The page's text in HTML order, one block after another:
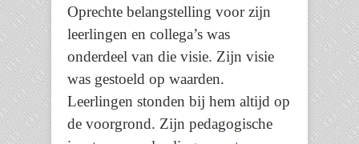
Oprechte belangstelling voor zijn
leerlingen en collega’s was
onderdeel van die visie. Zijn visie
was gestoeld op waarden.
Leerlingen stonden bij hem altijd op
de voorgrond. Zijn pedagogische